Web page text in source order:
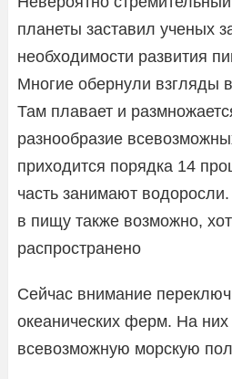
планеты заставил ученых
необходимости развития
Многие обернули взгляды
Там плавает и
разнообразие
приходится порядка 14
часть занимают
в пищу также возможно,
распространено
Сейчас внимание
океанических ферм. На
всевозможную морскую